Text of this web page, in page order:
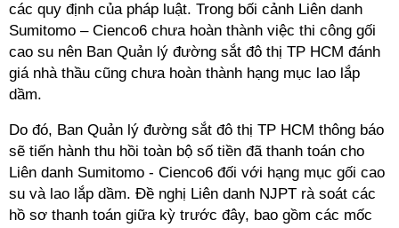
các quy định của pháp luật. Trong bối cảnh Liên danh
Sumitomo – Cienco6 chưa hoàn thành việc thi công gối
cao su nên Ban Quản lý đường sắt đô thị TP HCM đánh
giá nhà thầu cũng chưa hoàn thành hạng mục lao lắp
dầm.
Do đó, Ban Quản lý đường sắt đô thị TP HCM thông báo
sẽ tiến hành thu hồi toàn bộ số tiền đã thanh toán cho
Liên danh Sumitomo - Cienco6 đối với hạng mục gối cao
su và lao lắp dầm. Đề nghị Liên danh NJPT rà soát các
hồ sơ thanh toán giữa kỳ trước đây, bao gồm các mốc